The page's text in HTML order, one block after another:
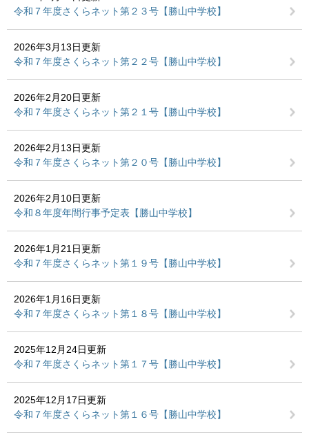
令和７年度さくらネット第２３号【勝山中学校】
2026年3月13日更新
令和７年度さくらネット第２２号【勝山中学校】
2026年2月20日更新
令和７年度さくらネット第２１号【勝山中学校】
2026年2月13日更新
令和７年度さくらネット第２０号【勝山中学校】
2026年2月10日更新
令和８年度年間行事予定表【勝山中学校】
2026年1月21日更新
令和７年度さくらネット第１９号【勝山中学校】
2026年1月16日更新
令和７年度さくらネット第１８号【勝山中学校】
2025年12月24日更新
令和７年度さくらネット第１７号【勝山中学校】
2025年12月17日更新
令和７年度さくらネット第１６号【勝山中学校】